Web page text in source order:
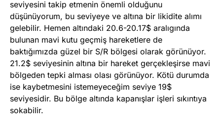
seviyesini takip etmenin önemli olduğunu
düşünüyorum, bu seviyeye ve altına bir likidite alımı
gelebilir. Hemen altındaki 20.6-20.17$ aralıgında
bulunan mavi kutu geçmiş hareketlere de
baktığımızda güzel bir S/R bölgesi olarak görünüyor.
21.2$ seviyesinin altına bir hareket gerçekleşirse mavi
bölgeden tepki alması olası görünüyor. Kötü durumda
ise kaybetmesini istemeyeceğim seviye 19$
seviyesidir. Bu bölge altında kapanışlar işleri sıkıntıya
sokabilir.